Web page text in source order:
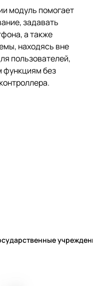
модуль помогает
задавать
а также
находясь вне
пользователей,
функциям без